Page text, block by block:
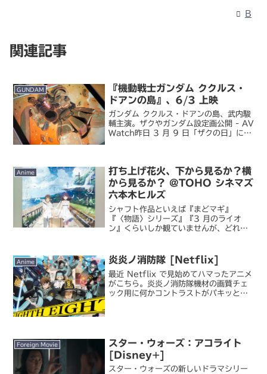
B
関連記事
GUNDAM
『機動戦士ガンダム ククルス・
ドアンの島』、6/3 上映
ガンダム ククルス・ドアンの島、武内駿
輔主演。ザクやガンダム設定画公開 - AV
Watch昨日 3 月 9 日「ザクの日」に、
Anime
打ち上げ花火、下から見るか？横
から見るか？ @TOHO シネマズ
六本木ヒルズ
シャフト作品といえば『まどマギ』
『〈物語〉シリーズ』『3 月のライオ
ン』くらいしか観ていませんが、どれも
ィブな感想ばかりで、大丈夫なのか？と
心配になりつつ、劇場に足を運...
Anime 炎炎ノ消防隊 [Netflix]
最近 Netflix で見始めてハマったアニメ
がこちら。炎炎ノ消防隊機材の画質チェ
ック用に何かコントラストがパキッとし
Foreign Movie
スター・ウォーズ：アコライト
[Disney+]
スター・ウォーズの新しいドラマシリー